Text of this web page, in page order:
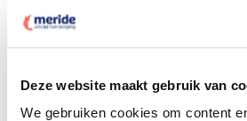
Deze website maakt gebruik van
We gebruiken cookies om content
Dit kost een crematie